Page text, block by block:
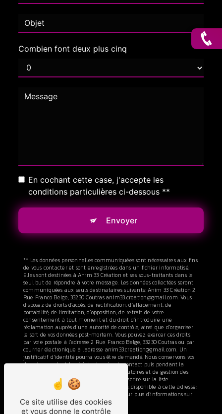
Combien font deux plus cinq
En cochant cette case, j'accepte les
conditions particulières ci-dessous **
Envoyer
** Les données personnelles communiquées sont nécessaires aux fins
de vous contacter et sont enregistrées dans un fichier informatisé.
Elles sont destinées à Anim 33 Création et ses sous-traitants dans le
seul but de répondre à votre message. Les données collectées seront
communiquées aux seuls destinataires suivants: Anim 33 Création 2
Rue Franco Belge, 33230 Coutras anim33.creation@gmail.com. Vous
disposez de droits d’accès, de rectification, d’effacement, de
portabilité, de limitation, d’opposition, de retrait de votre
consentement à tout moment et du droit d’introduire une
réclamation auprès d’une autorité de contrôle, ainsi que d’organiser
le sort de vos données post-mortem. Vous pouvez exercer ces droits
par voie postale à l'adresse 2 Rue Franco Belge, 33230 Coutras ou par
courrier électronique à l'adresse anim33.creation@gmail.com. Un
justificatif d'identité pourra vous être demandé. Nous conservons vos
données pendant la période de prise de contact puis pendant la
durée de prescription légale aux fins probatoires et de gestion des
contentieux. Vous avez le droit de vous inscrire sur la liste
d'opposition au démarchage téléphonique, disponible à cette adresse:
. Consultez le site cnil.fr pour plus d’informations sur
vos droits.
Ce site utilise des cookies
et vous donne le contrôle